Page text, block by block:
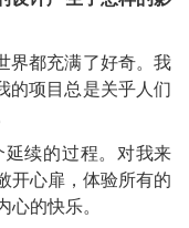
界都充满了好奇。我
的项目总是关乎人们
续的过程。对我来
开心扉，体验所有的
的快乐。